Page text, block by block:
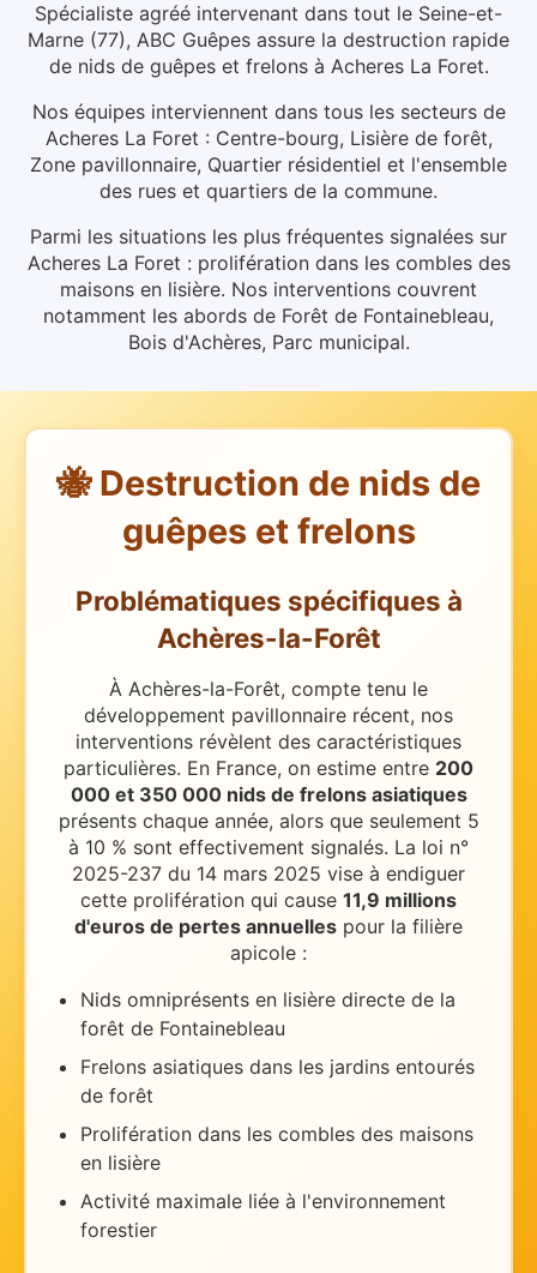
Spécialiste agréé intervenant dans tout le Seine-et-
Marne (77), ABC Guêpes assure la destruction rapide
de nids de guêpes et frelons à Acheres La Foret.
Nos équipes interviennent dans tous les secteurs de
Acheres La Foret : Centre-bourg, Lisière de forêt,
Zone pavillonnaire, Quartier résidentiel et l'ensemble
des rues et quartiers de la commune.
Parmi les situations les plus fréquentes signalées sur
Acheres La Foret : prolifération dans les combles des
maisons en lisière. Nos interventions couvrent
notamment les abords de Forêt de Fontainebleau,
Bois d'Achères, Parc municipal.
🐝 Destruction de nids de
guêpes et frelons
Problématiques spécifiques à
Achères-la-Forêt
À Achères-la-Forêt, compte tenu le
développement pavillonnaire récent, nos
interventions révèlent des caractéristiques
particulières. En France, on estime entre 200
000 et 350 000 nids de frelons asiatiques
présents chaque année, alors que seulement 5
à 10 % sont effectivement signalés. La loi n°
2025-237 du 14 mars 2025 vise à endiguer
cette prolifération qui cause 11,9 millions
d'euros de pertes annuelles pour la filière
apicole :
Nids omniprésents en lisière directe de la
forêt de Fontainebleau
Frelons asiatiques dans les jardins entourés
de forêt
Prolifération dans les combles des maisons
en lisière
Activité maximale liée à l'environnement
forestier